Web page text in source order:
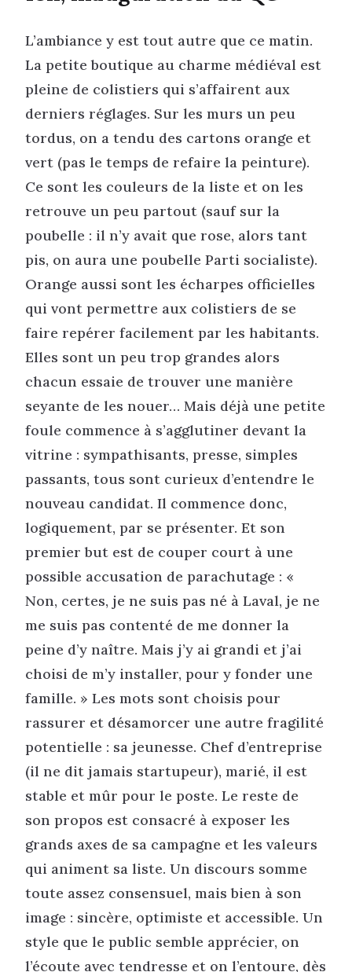
L’ambiance y est tout autre que ce matin.
La petite boutique au charme médiéval est
pleine de colistiers qui s’affairent aux
derniers réglages. Sur les murs un peu
tordus, on a tendu des cartons orange et
vert (pas le temps de refaire la peinture).
Ce sont les couleurs de la liste et on les
retrouve un peu partout (sauf sur la
poubelle : il n’y avait que rose, alors tant
pis, on aura une poubelle Parti socialiste).
Orange aussi sont les écharpes officielles
qui vont permettre aux colistiers de se
faire repérer facilement par les habitants.
Elles sont un peu trop grandes alors
chacun essaie de trouver une manière
seyante de les nouer… Mais déjà une petite
foule commence à s’agglutiner devant la
vitrine : sympathisants, presse, simples
passants, tous sont curieux d’entendre le
nouveau candidat. Il commence donc,
logiquement, par se présenter. Et son
premier but est de couper court à une
possible accusation de parachutage : «
Non, certes, je ne suis pas né à Laval, je ne
me suis pas contenté de me donner la
peine d’y naître. Mais j’y ai grandi et j’ai
choisi de m’y installer, pour y fonder une
famille. » Les mots sont choisis pour
rassurer et désamorcer une autre fragilité
potentielle : sa jeunesse. Chef d’entreprise
(il ne dit jamais startupeur), marié, il est
stable et mûr pour le poste. Le reste de
son propos est consacré à exposer les
grands axes de sa campagne et les valeurs
qui animent sa liste. Un discours somme
toute assez consensuel, mais bien à son
image : sincère, optimiste et accessible. Un
style que le public semble apprécier, on
l’écoute avec tendresse et on l’entoure, dès